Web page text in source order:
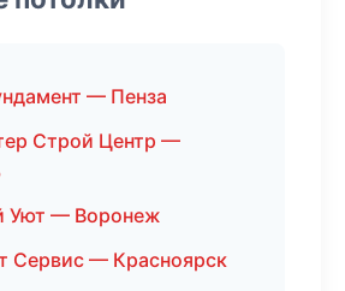
— Пенза
Строй Центр —
Уют — Воронеж
Сервис — Красноярск